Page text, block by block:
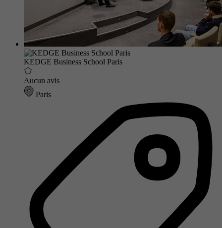
KEDGE Business School Paris
Aucun avis
Paris